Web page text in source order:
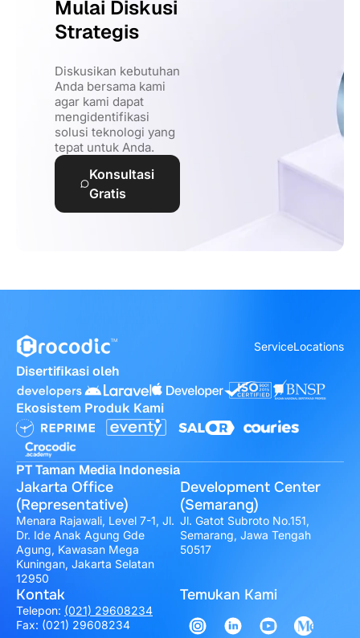
Mulai Diskusi
Strategis
Diskusikan kebutuhan
Anda bersama kami
agar kami dapat
mengidentifikasi
solusi teknologi yang
tepat untuk Anda.
Konsultasi
Gratis
ServiceLocations
Disertifikasi oleh
Ekosistem Produk Kami
PT Taman Media Indonesia
Jakarta Office
(Representative)
Menara Rajawali, Level 7-1, Jl.
Dr. Ide Anak Agung Gde
Agung, Kawasan Mega
Kuningan, Jakarta Selatan
12950
Development Center
(Semarang)
Jl. Gatot Subroto No.151,
Semarang, Jawa Tengah
50517
Kontak
Telepon: (021) 29608234
Fax: (021) 29608234
Temukan Kami